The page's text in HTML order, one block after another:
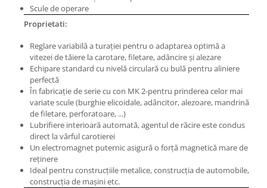
Masini electrice de filetat
Exhaustor pentru aschii metal
magnetica
Instalatii de spalare a pieselor
Lame de ferastrau cu varf din
carbura
Lame de ferăstrău cu acoperire
Panze de taiere cu banda verticala
Panze de taiere metal pentru
ferastraie
Roti de lustruit
Standuri pentru ferăstraie cu
bandă
Standuri pentru mașini de găurit și
frezat
Scule de operare
Proprietati:
Reglare variabilă a turaţiei pentru o adaptarea optimă a
vitezei de tăiere la carotare, filetare, adâncire şi alezare
Echipare standard cu nivelă circulară cu bulă pentru aliniere
perfectă
În fabricaţie de serie cu con MK 2-pentru prinderea celor mai
variate scule (burghie elicoidale, adâncitor, alezoare, mandrină
de filetare, perforatoare, ...)
Lubrifiere interioară automată, agentul de răcire este condus
direct la vârful carotierei
Un electromagnet puternic asigură o forţă magnetică mare de
reţinere
Ideal pentru construcţiile metalice, construcţia de automobile,
construcţia de maşini etc.